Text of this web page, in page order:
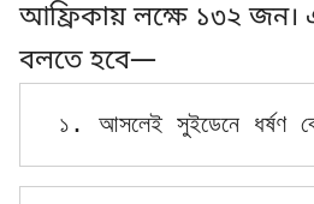
আফ্রিকায় লক্ষে ১৩২
বলতে হবে—
১. আসলেই সুইডেনে ধর্ষণ